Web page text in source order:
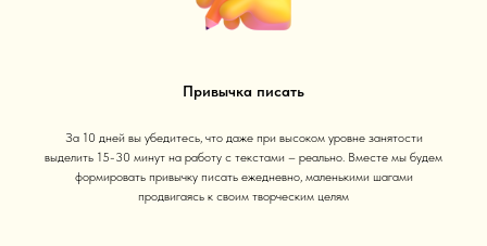
Привычка писать
За 10 дней вы убедитесь, что даже при высоком уровне занятости
выделить 15-30 минут на работу с текстами – реально. Вместе мы будем
формировать привычку писать ежедневно, маленькими шагами
продвигаясь к своим творческим целям